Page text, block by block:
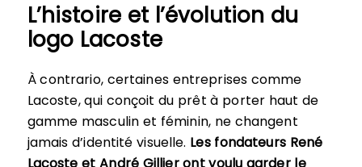
L’histoire et l’évolution du
logo Lacoste
À contrario, certaines entreprises comme
Lacoste, qui conçoit du prêt à porter haut de
gamme masculin et féminin, ne changent
jamais d’identité visuelle. Les fondateurs René
Lacoste et André Gillier ont voulu garder le